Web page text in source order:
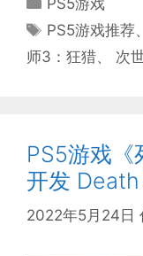
类
PS5游戏
标
签
PS5游戏推荐
师3：狂猎、 次
PS5游戏《
开发
2022年5月24日